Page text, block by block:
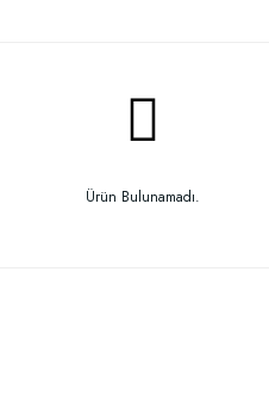
Ürün Bulunamadı.